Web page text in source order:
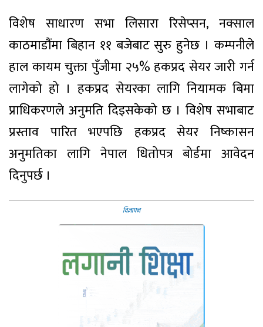
विशेष साधारण सभा लिसारा रिसेप्सन, नक्साल
काठमाडौंमा बिहान ११ बजेबाट सुरु हुनेछ । कम्पनीले
हाल कायम चुक्ता पुँजीमा २५% हकप्रद सेयर जारी गर्न
लागेको हो । हकप्रद सेयरका लागि नियामक बिमा
प्राधिकरणले अनुमति दिइसकेको छ । विशेष सभाबाट
प्रस्ताव पारित भएपछि हकप्रद सेयर निष्कासन
अनुमतिका लागि नेपाल धितोपत्र बोर्डमा आवेदन
दिनुपर्छ ।